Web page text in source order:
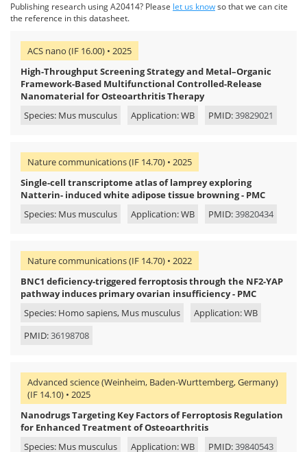
Publishing research using A20414? Please let us knowso that we can cite
the reference in this datasheet.
ACS nano (IF 16.00) • 2025
High-Throughput Screening Strategy and Metal–Organic
Framework-Based Multifunctional Controlled-Release
Nanomaterial for Osteoarthritis Therapy
Species: Mus musculus
Application: WB PMID:39829021
Nature communications (IF 14.70) • 2025
Single-cell transcriptome atlas of lamprey exploring
Natterin- induced white adipose tissue browning - PMC
Species: Mus musculus
Application: WB PMID:39820434
Nature communications (IF 14.70) • 2022
BNC1 deficiency-triggered ferroptosis through the NF2-YAP
pathway induces primary ovarian insufficiency - PMC
Species: Homo sapiens, Mus musculus
Application: WB
PMID:36198708
Advanced science (Weinheim, Baden-Wurttemberg, Germany)
(IF 14.10) • 2025
Nanodrugs Targeting Key Factors of Ferroptosis Regulation
for Enhanced Treatment of Osteoarthritis
Species: Mus musculus
Application: WB PMID:39840543